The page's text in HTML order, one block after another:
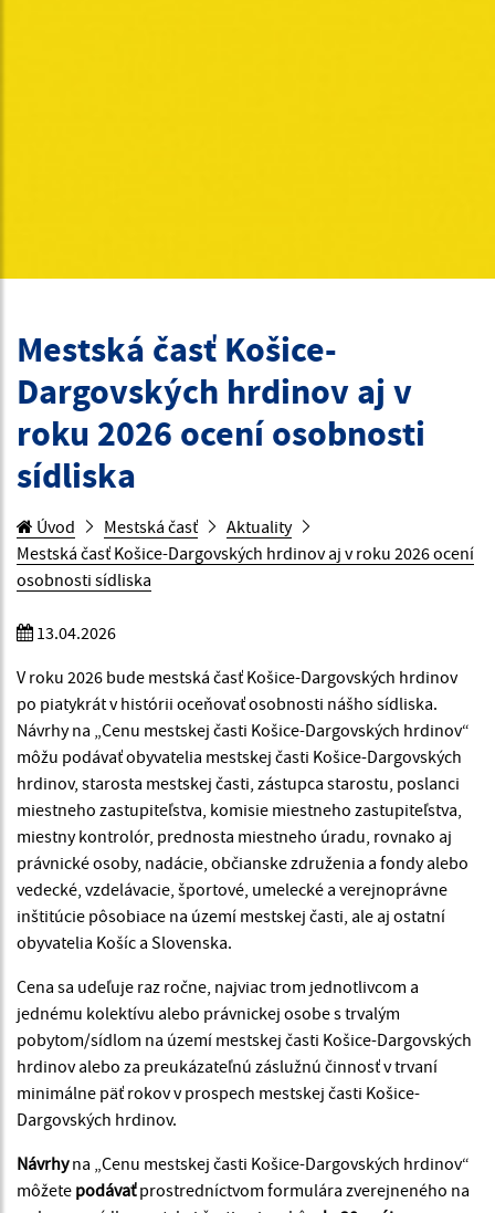
Mestská časť Košice-
Dargovských hrdinov aj v
roku 2026 ocení osobnosti
sídliska
Úvod Mestská časť
Aktuality
Mestská časť Košice-Dargovských hrdinov aj v roku 2026 ocení
osobnosti sídliska
13.04.2026
V roku 2026 bude mestská časť Košice-Dargovských hrdinov
po piatykrát v histórii oceňovať osobnosti nášho sídliska.
Návrhy na „Cenu mestskej časti Košice-Dargovských hrdinov“
môžu podávať obyvatelia mestskej časti Košice-Dargovských
hrdinov, starosta mestskej časti, zástupca starostu, poslanci
miestneho zastupiteľstva, komisie miestneho zastupiteľstva,
miestny kontrolór, prednosta miestneho úradu, rovnako aj
právnické osoby, nadácie, občianske združenia a fondy alebo
vedecké, vzdelávacie, športové, umelecké a verejnoprávne
inštitúcie pôsobiace na území mestskej časti, ale aj ostatní
obyvatelia Košíc a Slovenska.
Cena sa udeľuje raz ročne, najviac trom jednotlivcom a
jednému kolektívu alebo právnickej osobe s trvalým
pobytom/sídlom na území mestskej časti Košice-Dargovských
hrdinov alebo za preukázateľnú záslužnú činnosť v trvaní
minimálne päť rokov v prospech mestskej časti Košice-
Dargovských hrdinov.
Návrhyna „Cenu mestskej časti Košice-Dargovských hrdinov“
môžete podávaťprostredníctvom formulára zverejneného na